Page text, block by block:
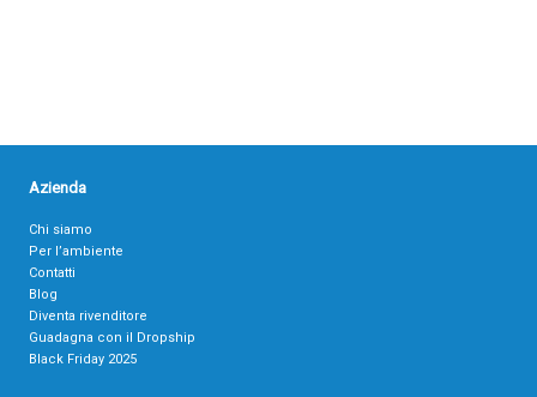
Azienda
Chi siamo
Per l’ambiente
Contatti
Blog
Diventa rivenditore
Guadagna con il Dropship
Black Friday 2025